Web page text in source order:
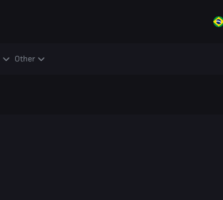
Other